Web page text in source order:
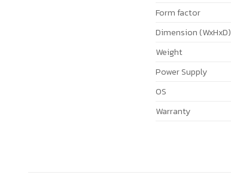
Form factor
Dimension (WxHxD)
Weight
Power Supply
OS
Warranty